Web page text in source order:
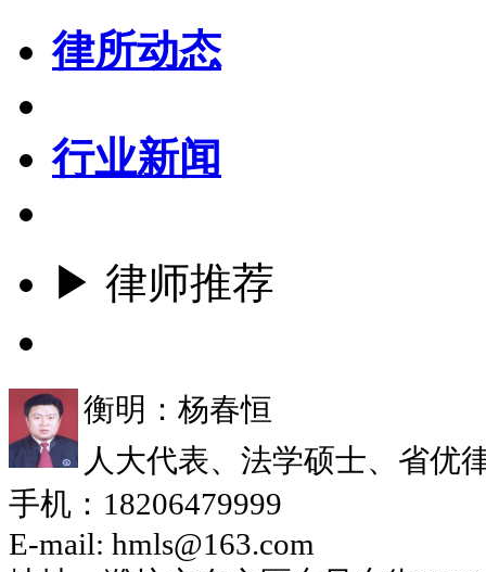
律所动态
行业新闻
▶ 律师推荐
衡明：杨春恒
人大代表、法学硕士、省优
手机：18206479999
E-mail: hmls@163.com